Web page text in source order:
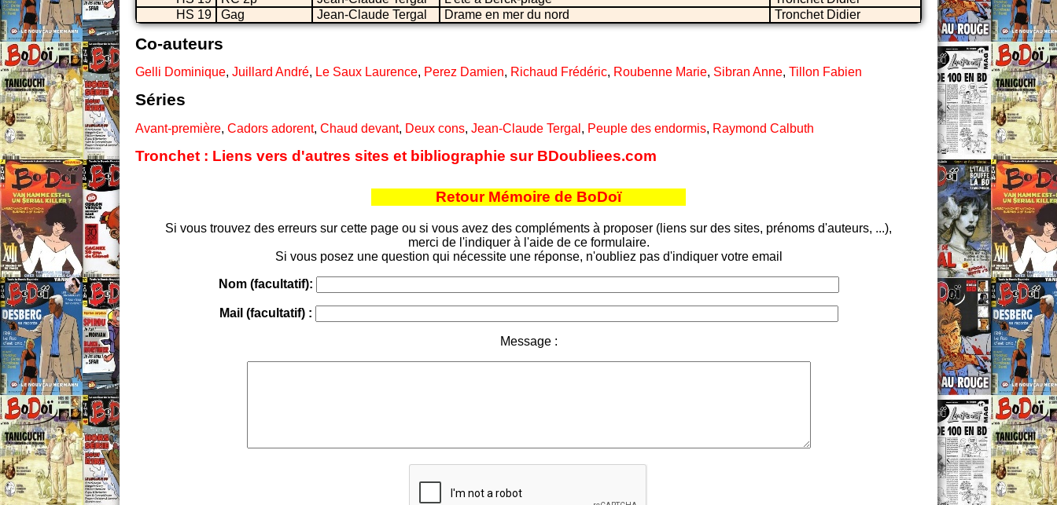
HS 19
Gag Jean-Claude Tergal Drame en mer du nord Tronchet Didier
Co-auteurs
Gelli Dominique, Juillard André, Le Saux Laurence, Perez Damien, Richaud Frédéric, Roubenne Marie, Sibran Anne, Tillon Fabien
Séries
Avant-première, Cadors adorent, Chaud devant, Deux cons, Jean-Claude Tergal , Peuple des endormis, Raymond Calbuth
Tronchet : Liens vers d'autres sites et bibliographie sur BDoubliees.com
Retour Mémoire de BoDoï
Si vous trouvez des erreurs sur cette page ou si vous avez des compléments à proposer (liens sur des sites, prénoms d'auteurs, ...),
merci de l'indiquer à l'aide de ce formulaire.
Si vous posez une question qui nécessite une réponse, n'oubliez pas d'indiquer votre email
Nom (facultatif):
Mail (facultatif) :
Message :